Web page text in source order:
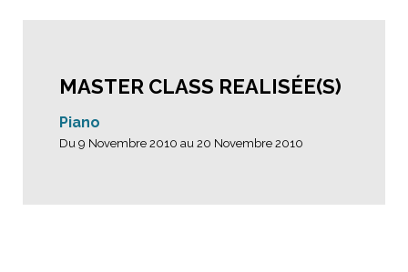
MASTER CLASS REALISÉE(S)
Piano
Du 9 Novembre 2010 au 20 Novembre 2010